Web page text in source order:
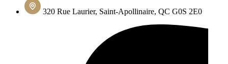
320 Rue Laurier, Saint-Apollinaire, QC G0S 2E0